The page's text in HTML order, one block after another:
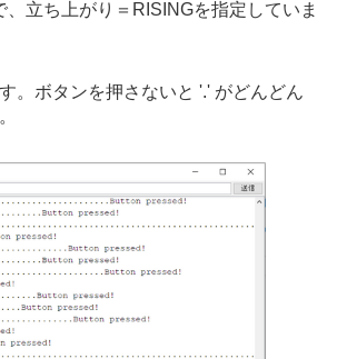
、立ち上がり＝RISINGを指定していま
。ボタンを押さないと '.' がどんどん